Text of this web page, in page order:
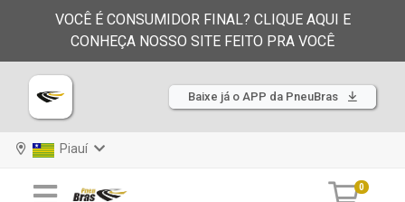
VOCÊ É CONSUMIDOR FINAL? CLIQUE AQUI E
CONHEÇA NOSSO SITE FEITO PRA VOCÊ
Baixe já o APP da PneuBras
Piauí
0